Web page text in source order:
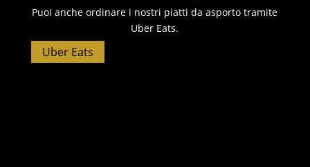
Puoi anche ordinare i nostri piatti da asporto tramite
Uber Eats.
Uber Eats